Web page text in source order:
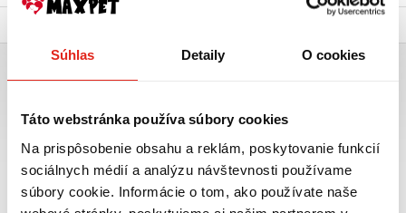
Súhlas Detaily O cookies
Táto webstránka používa súbory cookies
Na prispôsobenie obsahu a reklám, poskytovanie funkcií
sociálnych médií a analýzu návštevnosti používame
súbory cookie. Informácie o tom, ako používate naše
Materiál poťahu plyš
Možnosť prať v práčke pri teplote 30°C